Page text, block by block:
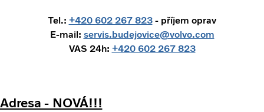
Tel.: +420 602 267 823- příjem oprav
E-mail: servis.budejovice@volvo.com
VAS 24h: +420 602 267 823
Adresa - NOVÁ!!!